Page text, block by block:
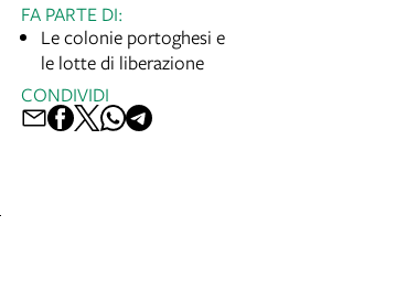
FA PARTE DI:
Le colonie portoghesi e
le lotte di liberazione
CONDIVIDI